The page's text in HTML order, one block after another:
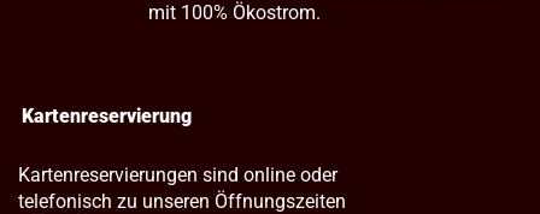
mit 100% Ökostrom.
Kartenreservierung
Kartenreservierungen sind online oder
telefonisch zu unseren Öffnungszeiten